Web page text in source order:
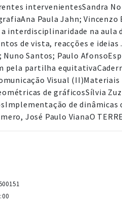
intervenientesSandra
Paula Jahn;
interdisciplinaridade na aula
de vista, reacções e
Nuno Santos; Paulo
pela partilha
Visual (II)Materiais
de gráficosSílvia
de dinâmicas
José Paulo VianaO